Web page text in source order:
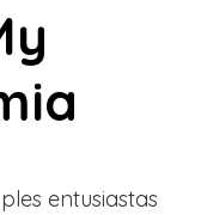
entusiastas